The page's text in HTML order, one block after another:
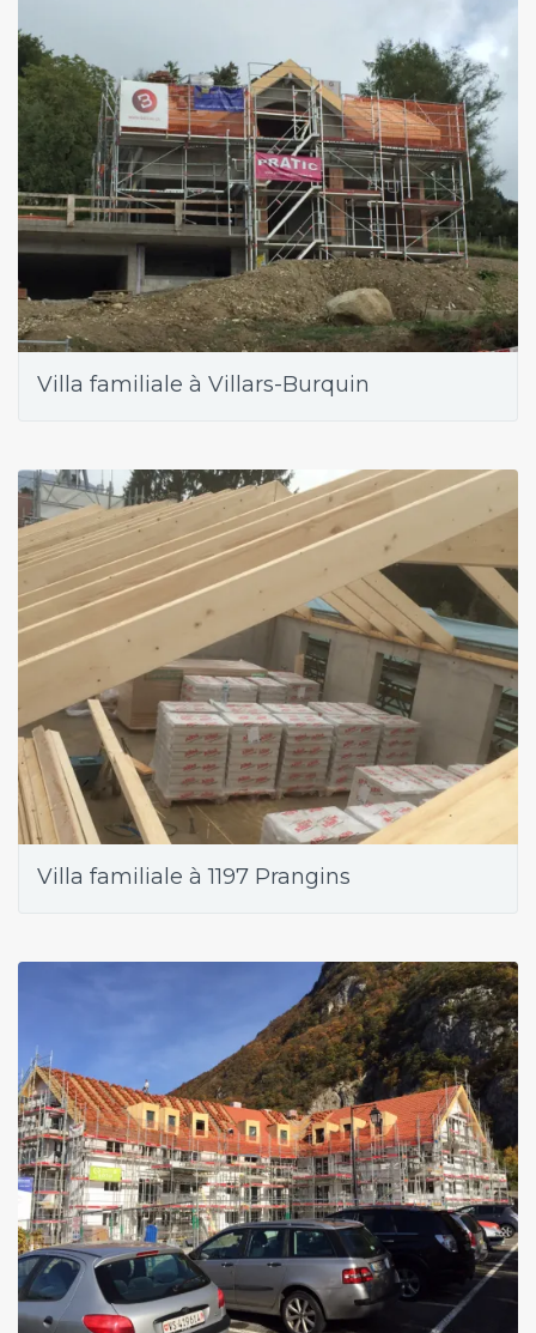
Villa familiale à Villars-Burquin
Villa familiale à 1197 Prangins